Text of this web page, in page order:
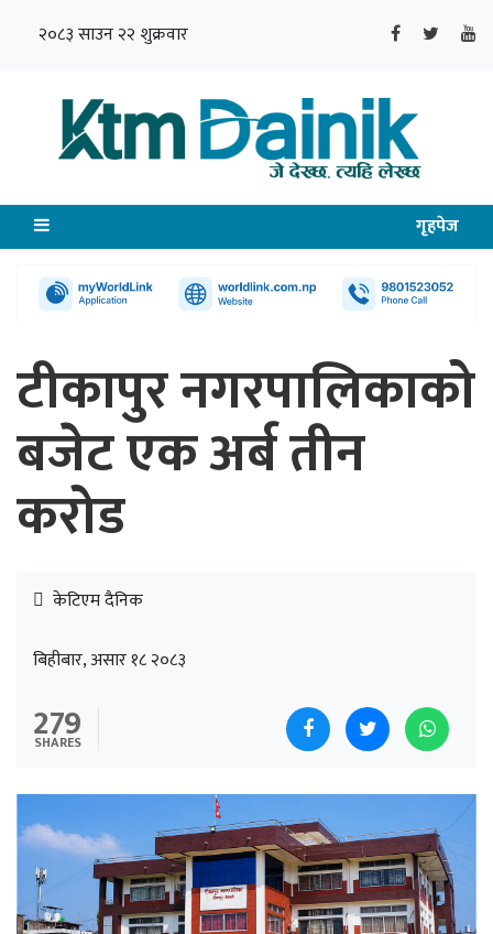
२०८३ साउन २२ शुक्रवार
गृहपेज
टीकापुर नगरपालिकाको
बजेट एक अर्ब तीन
करोड
केटिएम दैनिक
बिहीबार, असार १८ २०८३
279
SHARES